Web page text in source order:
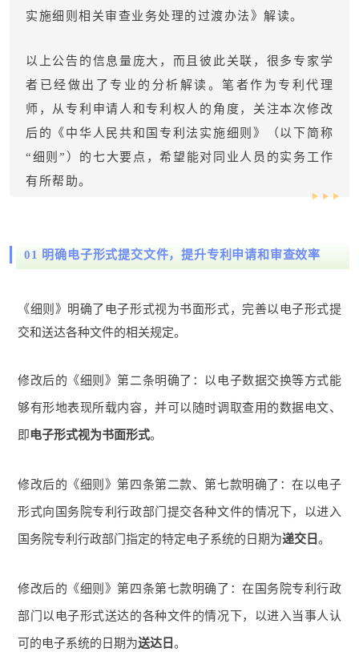
实施细则相关审查业务处理的过渡办法》解读。
以上公告的信息量庞大，而且彼此关联，很多专家学
者已经做出了专业的分析解读。笔者作为专利代理
师，从专利申请人和专利权人的角度，关注本次修改
后的《中华人民共和国专利法实施细则》（以下简称
“细则”）的七大要点，希望能对同业人员的实务工作
有所帮助。
01 明确电子形式提交文件，提升专利申请和审查效率
《细则》明确了电子形式视为书面形式，完善以电子形式提
交和送达各种文件的相关规定。
修改后的《细则》第二条明确了：以电子数据交换等方式能
够有形地表现所载内容，并可以随时调取查用的数据电文、
即电子形式视为书面形式。
修改后的《细则》第四条第二款、第七款明确了：在以电子
形式向国务院专利行政部门提交各种文件的情况下，以进入
国务院专利行政部门指定的特定电子系统的日期为递交日。
修改后的《细则》第四条第七款明确了：在国务院专利行政
部门以电子形式送达的各种文件的情况下，以进入当事人认
可的电子系统的日期为送达日。